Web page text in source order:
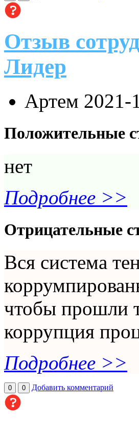
Отзыв
Лидер
Артем 2021-
Положительные
нет
Подробнее >>
Отрицательные
Вся система
чтобы прошли
коррупция
Подробнее >>
0 0 Добавить комментарий